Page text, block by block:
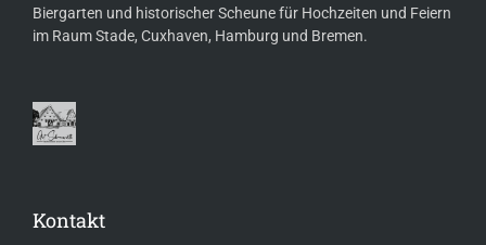
Biergarten und historischer Scheune für Hochzeiten und Feiern
im Raum Stade, Cuxhaven, Hamburg und Bremen.
Kontakt